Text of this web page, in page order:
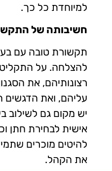
למיוחדת כל כך.
חשיבותה של
תקשורת טובה עם
להצלחה. על
רצונותיהם, את
עליהם, ואת הדגשים
יש מקום גם לשילוב
אישית לבחירת חתן
להיטים מוכרים
את הקהל.